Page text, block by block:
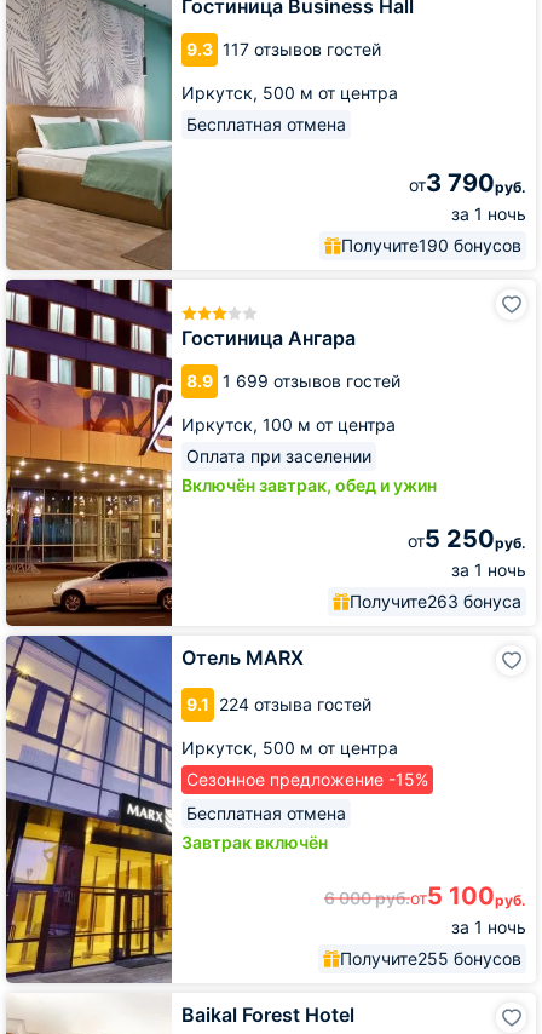
Гостиница Business Hall
9.3 117 отзывов гостей
Иркутск, 500 м от центра
Бесплатная отмена
от3 790руб.
за 1 ночь
Получите190 бонусов
Гостиница Ангара
8.9 1 699 отзывов гостей
Иркутск, 100 м от центра
Оплата при заселении
Включён завтрак, обед и ужин
от5 250руб.
за 1 ночь
Получите263 бонуса
Гостиница
Ангара
Отель MARX
9.1 224 отзыва гостей
Иркутск, 500 м от центра
Сезонное предложение -15%
Бесплатная отмена
Завтрак включён
6 000руб.от5 100руб.
за 1 ночь
Получите255 бонусов
Отель
MARX
Baikal Forest Hotel
Baikal
Forest